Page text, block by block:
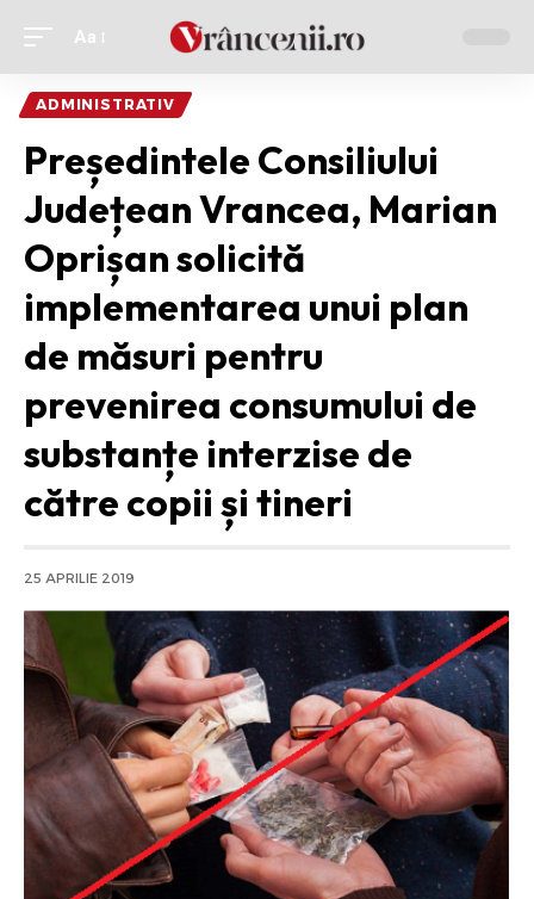
Ajustor
font
Aa
ADMINISTRATIV
Președintele Consiliului
Județean Vrancea, Marian
Oprișan solicită
implementarea unui plan
de măsuri pentru
prevenirea consumului de
substanțe interzise de
către copii și tineri
25 APRILIE 2019